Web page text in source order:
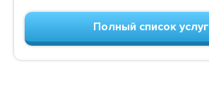
Полный список услуг